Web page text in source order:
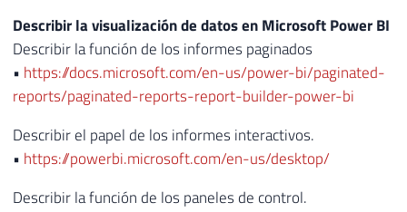
Describir la visualización de datos en Microsoft Power BI
Describir la función de los informes paginados
• https://docs.microsoft.com/en-us/power-bi/paginated-
reports/paginated-reports-report-builder-power-bi
Describir el papel de los informes interactivos.
• https://powerbi.microsoft.com/en-us/desktop/
Describir la función de los paneles de control.